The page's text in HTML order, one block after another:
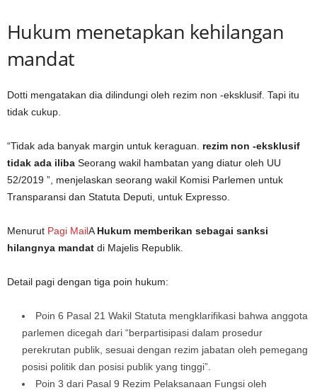
Hukum menetapkan kehilangan
mandat
Dotti mengatakan dia dilindungi oleh rezim non -eksklusif. Tapi itu
tidak cukup.
“Tidak ada banyak margin untuk keraguan. rezim non -eksklusif
tidak ada iliba Seorang wakil hambatan yang diatur oleh UU
52/2019 ”, menjelaskan seorang wakil Komisi Parlemen untuk
Transparansi dan Statuta Deputi, untuk Expresso.
Menurut Pagi MailA Hukum memberikan sebagai sanksi
hilangnya mandat di Majelis Republik.
Detail pagi dengan tiga poin hukum:
Poin 6 Pasal 21 Wakil Statuta mengklarifikasi bahwa anggota
parlemen dicegah dari “berpartisipasi dalam prosedur
perekrutan publik, sesuai dengan rezim jabatan oleh pemegang
posisi politik dan posisi publik yang tinggi”.
Poin 3 dari Pasal 9 Rezim Pelaksanaan Fungsi oleh